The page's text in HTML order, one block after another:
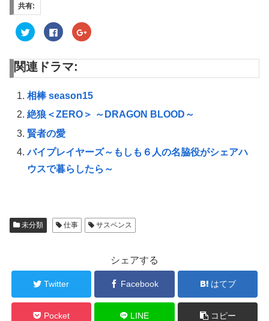
共有:
ク
リ
し
て
T
w
t
t
e
r
共
有
新
い
ウ
開
き
ま
F
a
b
o
k
共
有
す
る
は
ク
ッ
し
て
新
し
い
開
き
ま
す
)
ク
リ
し
o
g
l
+
新
い
ウ
開
き
ま
関連ドラマ:
相棒 season15
絶狼＜ZERO＞ ～DRAGON BLOOD～
賢者の愛
バイプレイヤーズ～もしも６人の名脇役がシェアハ
ウスで暮らしたら～
未分類 仕事 サスペンス
シェアする
Twitter Facebook はてブ
Pocket LINE コピー